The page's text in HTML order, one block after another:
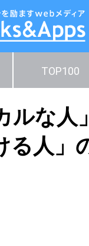
TOP100
ルな人
る人」